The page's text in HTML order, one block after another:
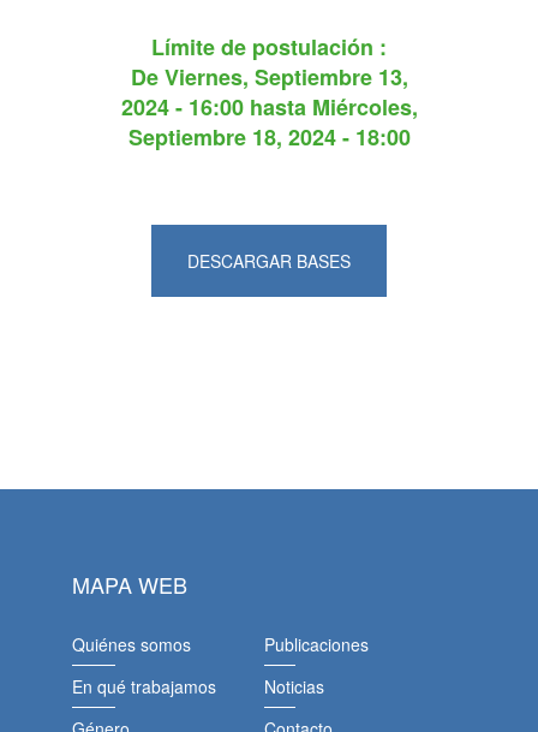
Límite de postulación :
DeViernes, Septiembre 13,
2024 - 16:00hasta Miércoles,
Septiembre 18, 2024 - 18:00
DESCARGAR BASES
MAPA WEB
Quiénes somos
En qué trabajamos
Publicaciones
Noticias